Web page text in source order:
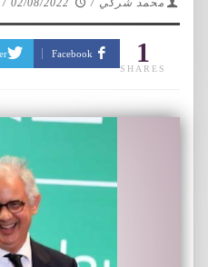
محمد شركي /
02/08/2022
/
1
SHARES
Facebook